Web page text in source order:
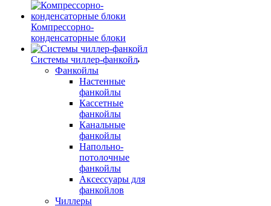
Компрессорно-
конденсаторные блоки
Системы чиллер-фанкойл
Фанкойлы
Настенные
фанкойлы
Кассетные
фанкойлы
Канальные
фанкойлы
Напольно-
потолочные
фанкойлы
Аксессуары для
фанкойлов
Чиллеры